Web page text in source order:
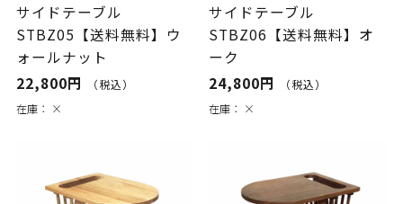
サイドテーブル
STBZ05【送料無料】ウ
ォールナット
22,800円
（税込）
在庫： ×
サイドテーブル
STBZ06【送料無料】オ
ーク
24,800円
（税込）
在庫： ×